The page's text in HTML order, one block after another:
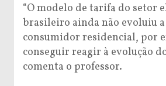
“O modelo de tarifa do setor
brasileiro ainda não evoluiu
consumidor residencial, por
conseguir reagir à evolução
comenta o professor.